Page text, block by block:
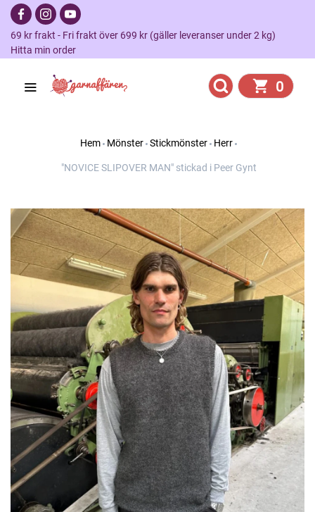
69 kr frakt - Fri frakt över 699 kr (gäller leveranser under 2 kg)
Hitta min order
0
Hem Mönster Stickmönster Herr
"NOVICE SLIPOVER MAN" stickad i Peer Gynt